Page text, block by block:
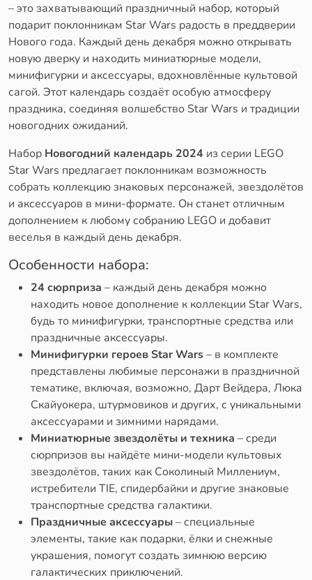
– это захватывающий праздничный набор, который
подарит поклонникам Star Wars радость в преддверии
Нового года. Каждый день декабря можно открывать
новую дверку и находить миниатюрные модели,
минифигурки и аксессуары, вдохновлённые культовой
сагой. Этот календарь создаёт особую атмосферу
праздника, соединяя волшебство Star Wars и традиции
новогодних ожиданий.
Набор Новогодний календарь 2024 из серии LEGO
Star Wars предлагает поклонникам возможность
собрать коллекцию знаковых персонажей, звездолётов
и аксессуаров в мини-формате. Он станет отличным
дополнением к любому собранию LEGO и добавит
веселья в каждый день декабря.
Особенности набора:
24 сюрприза – каждый день декабря можно
находить новое дополнение к коллекции Star Wars,
будь то минифигурки, транспортные средства или
праздничные аксессуары.
Минифигурки героев Star Wars– в комплекте
представлены любимые персонажи в праздничной
тематике, включая, возможно, Дарт Вейдера, Люка
Скайуокера, штурмовиков и других, с уникальными
аксессуарами и зимними нарядами.
Миниатюрные звездолёты и техника – среди
сюрпризов вы найдёте мини-модели культовых
звездолётов, таких как Соколиный Миллениум,
истребители TIE, спидербайки и другие знаковые
транспортные средства галактики.
Праздничные аксессуары– специальные
элементы, такие как подарки, ёлки и снежные
украшения, помогут создать зимнюю версию
галактических приключений.